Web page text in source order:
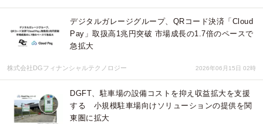
デジタルガレージグループ、QRコード決済「Cloud
Pay」取扱高1兆円突破 市場成⻑の1.7倍のペースで
急拡⼤
株式会社DGフィナンシャルテクノロジー 2026年06月15日 02時
DGFT、駐車場の設備コストを抑え収益拡大を支援
する 小規模駐車場向けソリューションの提供を関
東圏に拡大